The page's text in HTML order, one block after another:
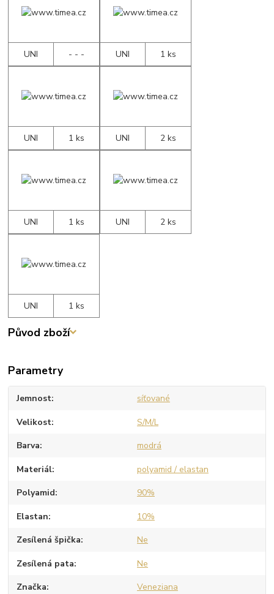
UNI - - - UNI 1 ks
UNI 1 ks UNI 2 ks
UNI 1 ks UNI 2 ks
UNI 1 ks
Původ zboží
Parametry
Jemnost síťované
Velikost S/M/L
Barva modrá
Materiál polyamid / elastan
Polyamid 90%
Elastan 10%
Zesílená špička Ne
Zesílená pata Ne
Značka Veneziana